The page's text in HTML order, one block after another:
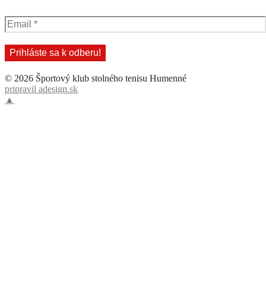
© 2026 Športový klub stolného tenisu Humenné
pripravil adesign.sk
▲